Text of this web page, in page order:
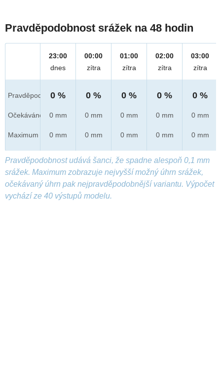
Pravděpodobnost srážek na 48 hodin
Pravděpod.
Očekáváno
Maximum
23:00
dnes
0 %
0 mm
0 mm
00:00
zítra
0 %
0 mm
0 mm
01:00
zítra
0 %
0 mm
0 mm
02:00
zítra
0 %
0 mm
0 mm
03:00
zítra
0 %
0 mm
0 mm
Pravděpodobnost udává šanci, že spadne alespoň 0,1 mm
srážek. Maximum zobrazuje nejvyšší možný úhrn srážek,
očekávaný úhrn pak nejpravděpodobnější variantu. Výpočet
vychází ze 40 výstupů modelu.